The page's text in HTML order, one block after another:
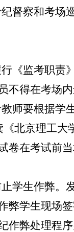
纪督察和考
行《监考职
不得在考场
教师要根据
北京理工
卷在考试前
学生作弊。
弊学生现场
作弊处理程序